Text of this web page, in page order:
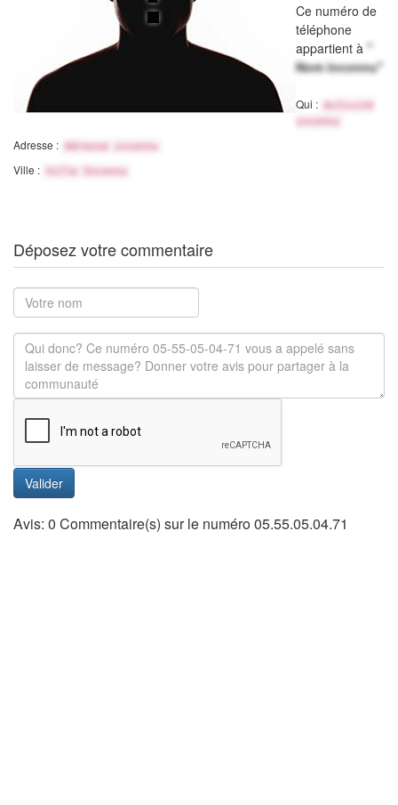
Ce numéro de
téléphone
appartient à "
Nom inconnu"
Qui :
Activité
inconnu
Adresse : Adresse inconnu
Ville : Ville Inconnu
Déposez votre commentaire
Valider
Avis: 0 Commentaire(s) sur le numéro 05.55.05.04.71